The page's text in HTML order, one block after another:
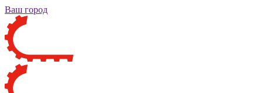
Ваш город